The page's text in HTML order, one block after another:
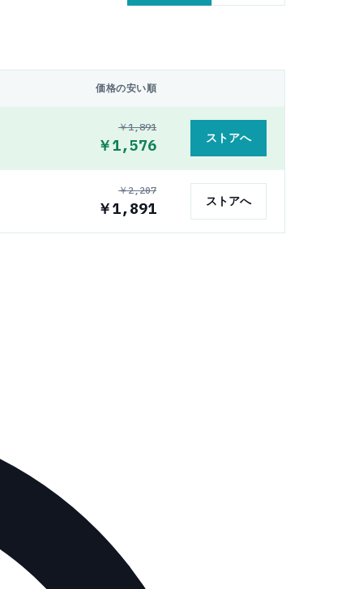
価格の安い順
￥1,891
￥1,576 ストアへ
￥2,207
￥1,891 ストアへ